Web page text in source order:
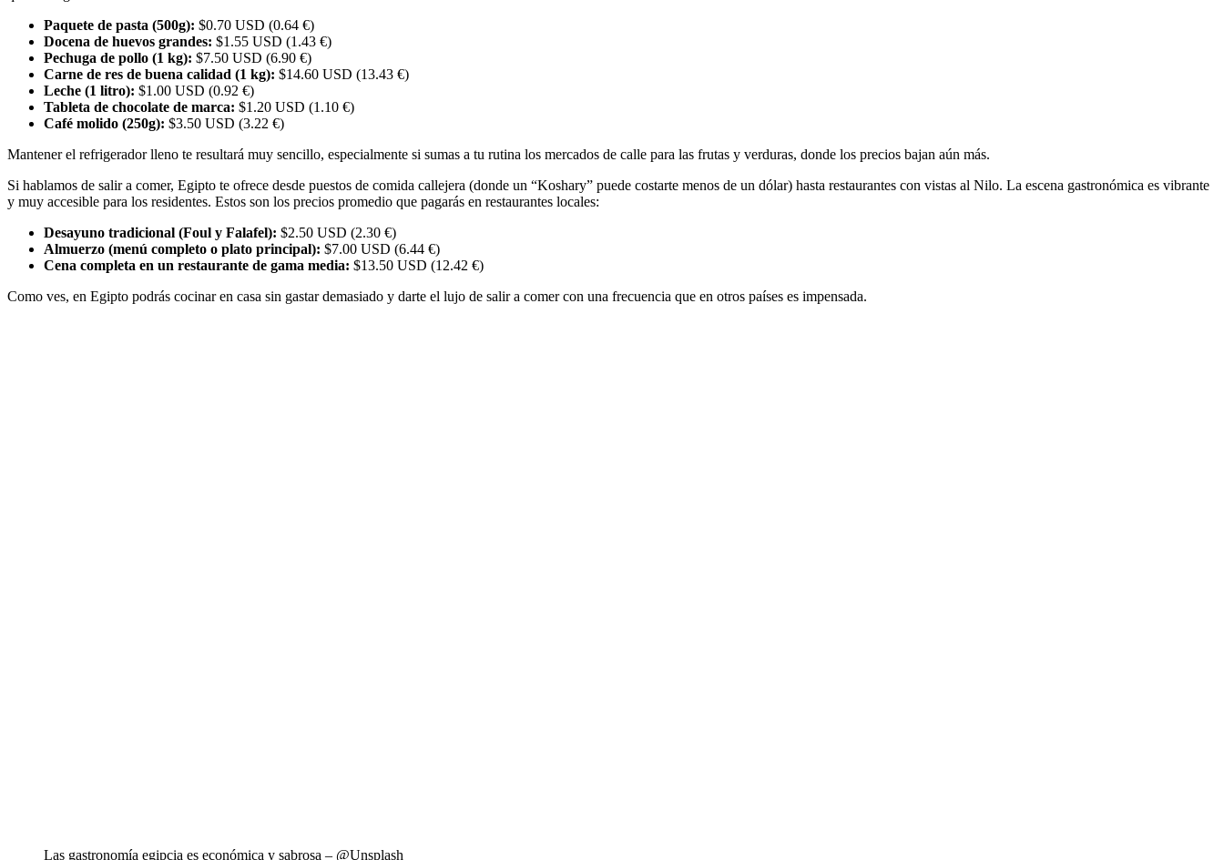
Paquete de pasta (500g): $0.70 USD (0.64 €)
Docena de huevos grandes: $1.55 USD (1.43 €)
Pechuga de pollo (1 kg): $7.50 USD (6.90 €)
Carne de res de buena calidad (1 kg): $14.60 USD (13.43 €)
Leche (1 litro): $1.00 USD (0.92 €)
Tableta de chocolate de marca: $1.20 USD (1.10 €)
Café molido (250g): $3.50 USD (3.22 €)
Mantener el refrigerador lleno te resultará muy sencillo, especialmente si sumas a tu rutina los mercados de calle para las frutas y verduras, donde los precios bajan aún más.
Si hablamos de salir a comer, Egipto te ofrece desde puestos de comida callejera (donde un “Koshary” puede costarte menos de un dólar) hasta restaurantes con vistas al Nilo. La escena gastronómica es vibrante
y muy accesible para los residentes. Estos son los precios promedio que pagarás en restaurantes locales:
Desayuno tradicional (Foul y Falafel): $2.50 USD (2.30 €)
Almuerzo (menú completo o plato principal): $7.00 USD (6.44 €)
Cena completa en un restaurante de gama media: $13.50 USD (12.42 €)
Como ves, en Egipto podrás cocinar en casa sin gastar demasiado y darte el lujo de salir a comer con una frecuencia que en otros países es impensada.
Las gastronomía egipcia es económica y sabrosa – @Unsplash